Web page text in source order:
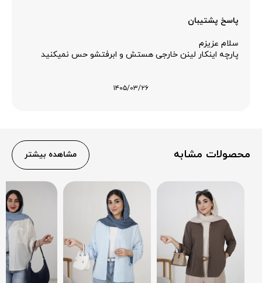
پاسخ پشتیبان
سلام عزیزم
پارچه اینکار لینن خارجی هستش و ابرفتشو حس نمیکنید
۱۴۰۵/۰۳/۲۶
محصولات مشابه مشاهده بیشتر